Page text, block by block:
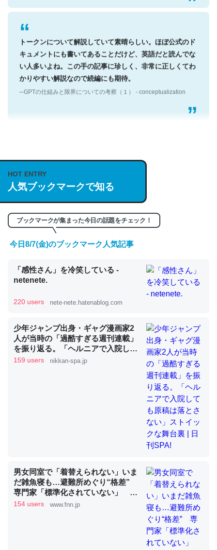
トークンについて解説していて素晴らしい。ほぼ公式のド
キュメントにも書いてあることだけど、英語だと読んでな
い人多いよね。この手の記事に珍しく、非常に正しくてわ
かりやすい解説なので続編にも期待。
─GPTの仕組みと限界についての考察（１） - conceptualization
説してる記事が少ないので貴重な良記事。/続編来た
https://isobe324649.hatenablog.com/entry/2023/03/27
/064121
─GPTの仕組みと限界についての考察（１） - conceptualization
くらい。小説でいう「ずっと前の伏線」は回収されないけ
ど、短期記憶というには多い分量。進化すればするほど分
かりやすく強くなりそう
昆虫ってカルシウム少ないのか。知らんかった。調べたら
コオロギのカルシウム分はエビの600分の1程度。
─ニュース :: 【研究発表】昆虫学の大問題＝「昆虫はなぜ海にいな
論文では「淡水はカルシウムも酸素も不足してて両方に不
利だから両方が拮抗してるのでは」とあって面白い。海に
いる鋏角類（カブトガニ・ウミグモ）はカルシウムを使わ
ずキチンを強化してる筈だが、酵素が違うのか？
─ニュース :: 【研究発表】昆虫学の大問題＝「昆虫はなぜ海にいな
HOT ENTRY
人気ブックマークで知る
ブックマークが集まった今日の話題をチェック！
今日8/7(金)のブックマーク人気記事
「感性さん」を冷笑している -
netenete.
220 users nete-nete.hatenablog.com
少年ジャンプ出身・ギャグ漫画家2
人が当時の「過酷すぎる週刊連載」
を振り返る。「ヘルニアで入院して
も原稿は落とさない」ストイックな
159 users nikkan-spa.jp
男女同室で「着替えられない」いま
だ雑魚寝も…避難所めぐり“格差”
専門家「標準化されていない」 令
和8年熊本地震｜FNNプライムオン
154 users www.fnn.jp